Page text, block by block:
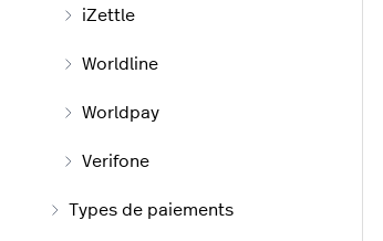
iZettle
Worldline
Worldpay
Verifone
Types de paiements